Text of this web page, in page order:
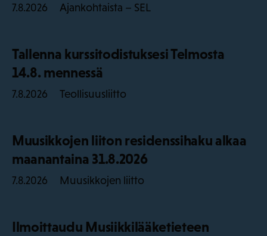
7.8.2026 Ajankohtaista – SEL
Tallenna kurssitodistuksesi Telmosta
14.8. mennessä
7.8.2026 Teollisuusliitto
Muusikkojen liiton residenssihaku alkaa
maanantaina 31.8.2026
7.8.2026 Muusikkojen liitto
Ilmoittaudu Musiikkilääketieteen